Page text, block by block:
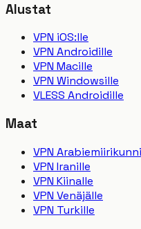
Alustat
VPN iOS:lle
VPN Androidille
VPN Macille
VPN Windowsille
VLESS Androidille
Maat
VPN
VPN Iranille
VPN Kiinalle
VPN Venäjälle
VPN Turkille